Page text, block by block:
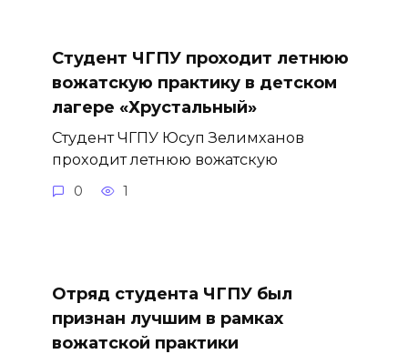
Студент ЧГПУ проходит летнюю
вожатскую практику в детском
лагере «Хрустальный»
Студент ЧГПУ Юсуп Зелимханов
проходит летнюю вожатскую
0 1
Отряд студента ЧГПУ был
признан лучшим в рамках
вожатской практики